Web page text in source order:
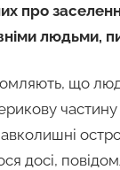
про
людьми,
що
частину
досі,